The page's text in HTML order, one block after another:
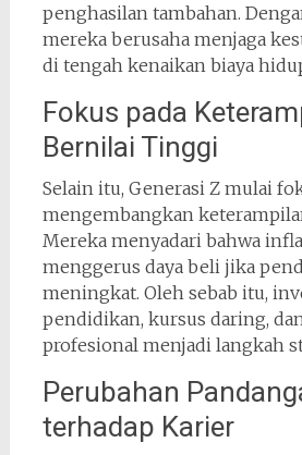
penghasilan tambahan.
mereka berusaha menjaga
di tengah kenaikan biaya
Fokus pada
Bernilai Tinggi
Selain itu, Generasi Z mulai
mengembangkan
Mereka menyadari bahwa
menggerus daya beli jika
meningkat. Oleh sebab itu,
pendidikan, kursus daring,
profesional menjadi langkah
Perubahan
terhadap Karier